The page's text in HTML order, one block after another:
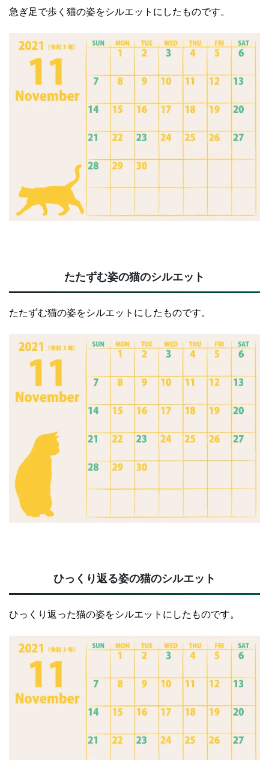
急ぎ足で歩く猫の姿をシルエットにしたものです。
たたずむ姿の猫のシルエット
たたずむ猫の姿をシルエットにしたものです。
ひっくり返る姿の猫のシルエット
ひっくり返った猫の姿をシルエットにしたものです。